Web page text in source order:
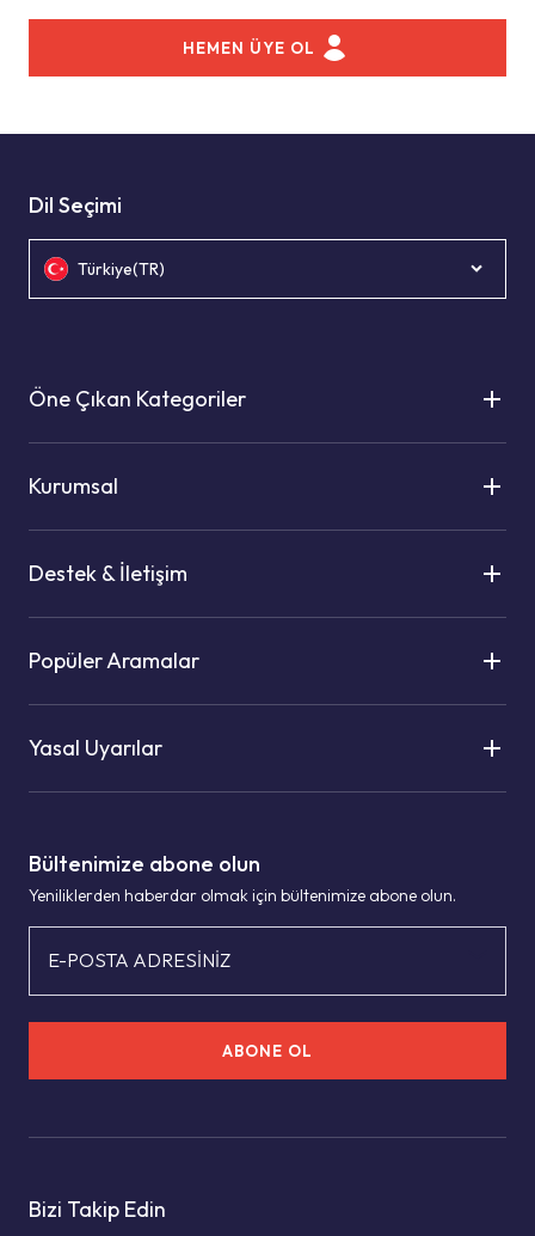
HEMEN ÜYE OL
Bültenimize abone olun
Yeniliklerden haberdar olmak için bültenimize abone olun.
E-POSTA ADRESİNİZ
ABONE OL
Bizi Takip Edin
Dil Seçimi
Türkiye(TR)
Öne Çıkan Kategoriler
Kurumsal
Destek & İletişim
Popüler Aramalar
Yasal Uyarılar